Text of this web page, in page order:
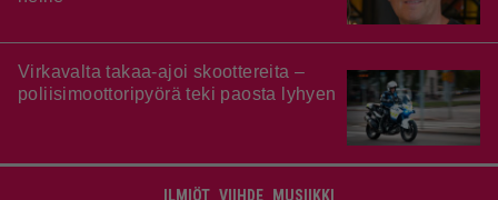
Virkavalta takaa-ajoi skoottereita –
poliisimoottoripyörä teki paosta lyhyen
ILMIÖT VIIHDE MUSIIKKI